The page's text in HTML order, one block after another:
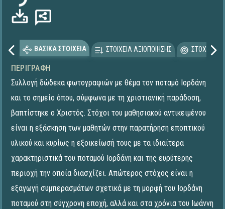
ΒΑΣΙΚΑ ΣΤΟΙΧΕΙΑ ΣΤΟΙΧΕΙΑ ΑΞΙΟΠΟΙΗΣΗΣ
ΠΕΡΙΓΡΑΦΉ
Συλλογή δώδεκα φωτογραφιών με θέμα τον ποταμό Ιορδάνη
και το σημείο όπου, σύμφωνα με τη χριστιανική παράδοση,
βαπτίστηκε ο Χριστός. Στόχοι του μαθησιακού αντικειμένου
είναι η εξάσκηση των μαθητών στην παρατήρηση εποπτικού
υλικού και κυρίως η εξοικείωσή τους με τα ιδιαίτερα
χαρακτηριστικά του ποταμού Ιορδάνη και της ευρύτερης
περιοχή την οποία διασχίζει. Απώτερος στόχος είναι η
εξαγωγή συμπερασμάτων σχετικά με τη μορφή του Ιορδάνη
ποταμού στη σύγχρονη εποχή, αλλά και στα χρόνια του Ιωάννη